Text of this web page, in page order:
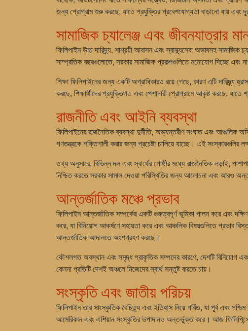
জন্য প্রোগ্রাম শুরু করছে, যাতে প্রযুক্তির প্রবেশযোগ্যতা বাড়ানো যায় এবং
সামাজিক চ্যালেঞ্জ এবং জীবনযাত্রার
ফিলিপাইন উচ্চ দারিদ্র্য, সাশ্রয়ী আবাসন এবং স্বাস্থ্যসেবা অভাবসহ সামাজিক
সাম্প্রতিক বছরগুলোতে, সরকার সামাজিক প্রকল্পগুলিতে মনোযোগ দিচ্ছে এবং
শিক্ষা ফিলিপাইনের জন্য একটি অগ্রাধিকারও রয়ে গেছে, কারণ এটি দারিদ্র্য
করছে, শিক্ষার্থীদের প্রযুক্তিগত এবং পেশাদারী প্রোগ্রামে আকৃষ্ট করছে, যাতে
রাজনীতি এবং আইনি ব্যবস্থা
ফিলিপাইনের রাজনৈতিক ব্যবস্থা দুর্নীতি, অভ্যন্তরীণ সংঘাত এবং আঞ্চলিক
গণতন্ত্রকে শক্তিশালী করার জন্য প্রচেষ্টা চালিয়ে যাচ্ছে। এই সংস্কারগুলির
তথ্য অনুসারে, বিভিন্ন দল এবং স্বার্থের গোষ্ঠীর মধ্যে রাজনৈতিক লড়াই,
নিশ্চিত করতে সরকার সামাল দেওয়া পরিস্থিতির জন্য আলোচনা এবং আরও
আন্তর্জাতিক মঞ্চে প্রভাব
ফিলিপাইন আন্তর্জাতিক সম্পর্কের একটি গুরুত্বপূর্ণ ভূমিকা পালন করে এবং
করে, যা বিনিয়োগ আকর্ষণে সহায়তা করে এবং আঞ্চলিক বিষয়গুলিতে প্রভাব
আন্তর্জাতিক আদালতে অংশগ্রহণ করছে।
কৌশলগত অবস্থান এবং সমৃদ্ধ প্রাকৃতিক সম্পদের কারণে, দেশটি বিনিয়োগ এবং
কেননা প্রতিটি দেশই অঞ্চলে নিজেদের স্বার্থ সন্তুষ্ট করতে চায়।
সংস্কৃতি এবং জাতীয় পরিচয়
ফিলিপাইন তার সাংস্কৃতিক বৈচিত্র্য এবং ইতিহাস নিয়ে গর্বিত, যা পূর্ব এবং
আমেরিকান এবং এশিয়ান সংস্কৃতির উপাদানও অন্তর্ভুক্ত করে। আজ